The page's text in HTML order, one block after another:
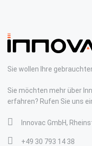
Sie wollen Ihre
Sie möchten mehr über
erfahren? Rufen Sie uns
Innovac GmbH,
+49 30 793 14 38